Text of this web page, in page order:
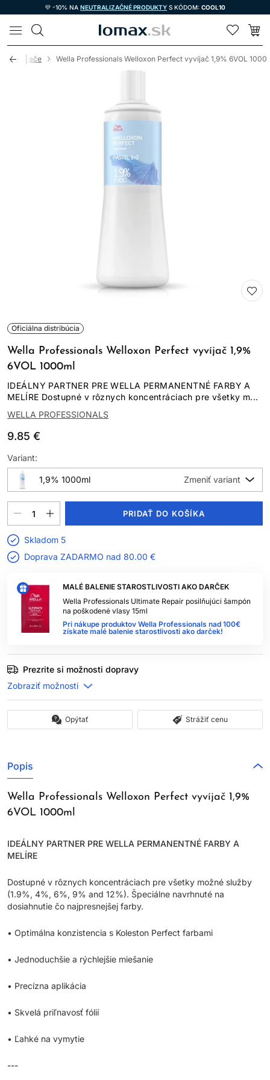
💜 -10% NA NEUTRALIZAČNÉ PRODUKTY S KÓDOM: COOL10
LOMAX
Vyvíjače Wella Professionals Welloxon Perfect vyvíjač 1,9% 6VOL
Oficiálna distribúcia
Wella Professionals Welloxon Perfect vyvíjač 1,9%
6VOL 1000ml
IDEÁLNY PARTNER PRE WELLA PERMANENTNÉ FARBY A
MELÍRE Dostupné v rôznych koncentráciach pre všetky m...
WELLA PROFESSIONALS
9.85 €
MALÉ BALENIE STAROSTLIVOSTI AKO DARČEK
Wella Professionals Ultimate Repair posilňujúci šampón
na poškodené vlasy 15ml
Pri nákupe produktov Wella Professionals nad 100€
získate malé balenie starostlivosti ako darček!
Variant:
1,9% 1000ml
PRIDAŤ DO KOŠÍKA
Skladom 5
Doprava ZADARMO nad 80.00 €
Prezrite si možnosti dopravy
Opýtať Strážiť cenu
Popis
Wella Professionals Welloxon Perfect vyvíjač 1,9%
6VOL 1000ml
IDEÁLNY PARTNER PRE WELLA PERMANENTNÉ FARBY A
MELÍRE
Dostupné v rôznych koncentráciach pre všetky možné služby
(1.9%, 4%, 6%, 9% and 12%). Špeciálne navrhnuté na
dosiahnutie čo najpresnejšej farby.
• Optimálna konzistencia s Koleston Perfect farbami
• Jednoduchšie a rýchlejšie miešanie
• Precízna aplikácia
• Skvelá priľnavosť fólií
• Ľahké na vymytie
---